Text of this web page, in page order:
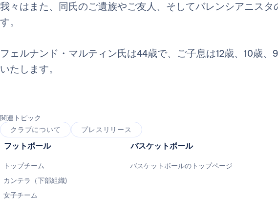
我々はまた、同氏のご遺族やご友人、そしてバレンシアニスタ
す。
フェルナンド・マルティン氏は44歳で、ご子息は12歳、10歳、
いたします。
関連トピック
クラブについて
プレスリリース
フットボール
トップチーム
カンテラ（下部組織)
女子チーム
バスケットボール
バスケットボールのトップページ